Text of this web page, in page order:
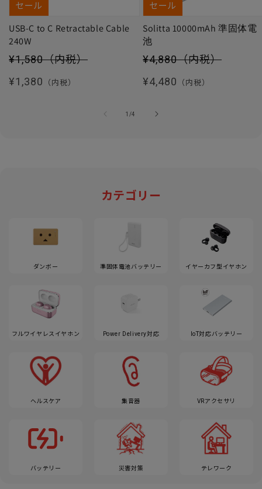
セール
USB-C to C Retractable Cable
240W
セール価格
¥1,580（内税）
通常価格
¥1,380 （内税）
セール
Solitta 10000mAh 準固体電
池
セール価格
¥4,880（内税）
通常価格
¥4,480 （内税）
1 /
の4
カテゴリー
ダンボー 準固体電池バッテリー イヤーカフ型イヤホン
フルワイヤレスイヤホン Power Delivery対応 IoT対応バッテリー
ヘルスケア 集音器 VRアクセサリ
バッテリー 災害対策 テレワーク